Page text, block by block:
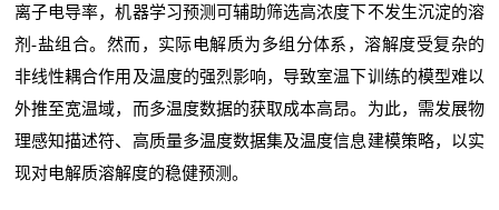
离子电导率，机器学习预测可辅助筛选高浓度下不发生沉淀的溶
剂-盐组合。然而，实际电解质为多组分体系，溶解度受复杂的
非线性耦合作用及温度的强烈影响，导致室温下训练的模型难以
外推至宽温域，而多温度数据的获取成本高昂。为此，需发展物
理感知描述符、高质量多温度数据集及温度信息建模策略，以实
现对电解质溶解度的稳健预测。